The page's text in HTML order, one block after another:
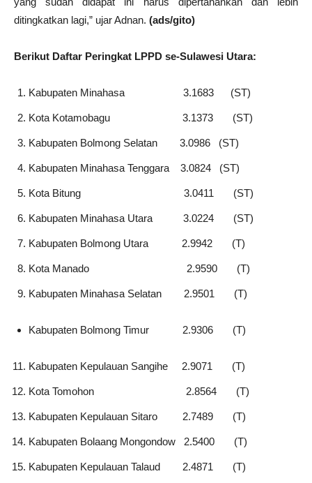
ditingkatkan lagi,” ujar Adnan. (ads/gito)
Berikut Daftar Peringkat LPPD se-Sulawesi Utara:
Kabupaten Minahasa 3.1683 (ST)
Kota Kotamobagu 3.1373 (ST)
Kabupaten Bolmong Selatan 3.0986 (ST)
Kabupaten Minahasa Tenggara 3.0824 (ST)
Kota Bitung 3.0411 (ST)
Kabupaten Minahasa Utara 3.0224 (ST)
Kabupaten Bolmong Utara 2.9942 (T)
Kota Manado 2.9590 (T)
Kabupaten Minahasa Selatan 2.9501 (T)
Kabupaten Bolmong Timur 2.9306 (T)
Kabupaten Kepulauan Sangihe 2.9071 (T)
Kota Tomohon 2.8564 (T)
Kabupaten Kepulauan Sitaro 2.7489 (T)
Kabupaten Bolaang Mongondow 2.5400 (T)
Kabupaten Kepulauan Talaud 2.4871 (T)